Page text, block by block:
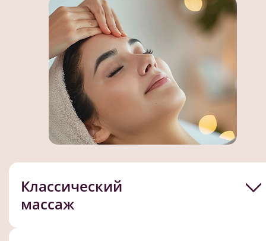
Классический
массаж